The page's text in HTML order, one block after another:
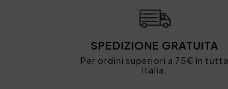
SPEDIZIONE GRATUITA
Per ordini superiori a 75€ in tutta
Italia.